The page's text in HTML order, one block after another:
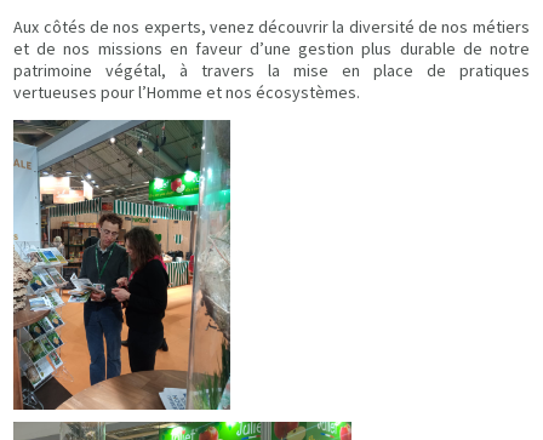
Aux côtés de nos experts, venez découvrir la diversité de nos métiers
et de nos missions en faveur d’une gestion plus durable de notre
patrimoine végétal, à travers la mise en place de pratiques
vertueuses pour l’Homme et nos écosystèmes.